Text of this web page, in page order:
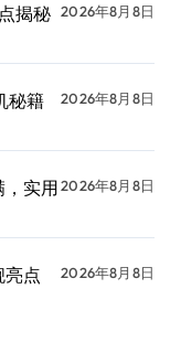
揭秘 2026年8月8日
秘籍
2026年8月8日
实用2026年8月8日
亮点
2026年8月8日